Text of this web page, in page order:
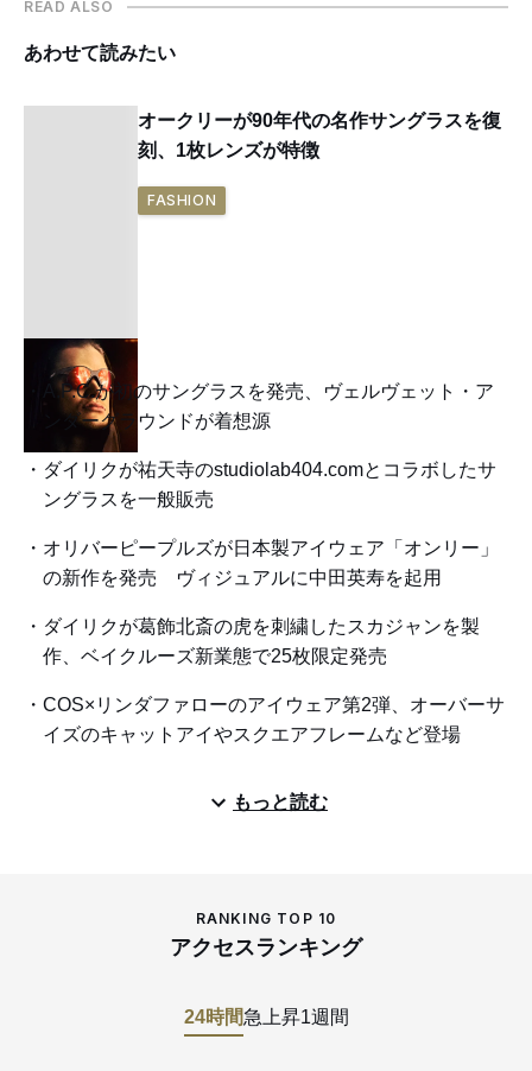
READ ALSO
あわせて読みたい
オークリーが90年代の名作サングラスを復
刻、1枚レンズが特徴
FASHION
A.P.C.が初のサングラスを発売、ヴェルヴェット・ア
ンダーグラウンドが着想源
ダイリクが祐天寺のstudiolab404.comとコラボしたサ
ングラスを一般販売
オリバーピープルズが日本製アイウェア「オンリー」
の新作を発売 ヴィジュアルに中田英寿を起用
ダイリクが葛飾北斎の虎を刺繍したスカジャンを製
作、ベイクルーズ新業態で25枚限定発売
COS×リンダファローのアイウェア第2弾、オーバーサ
イズのキャットアイやスクエアフレームなど登場
もっと読む
RANKING TOP 10
アクセスランキング
24時間急上昇1週間